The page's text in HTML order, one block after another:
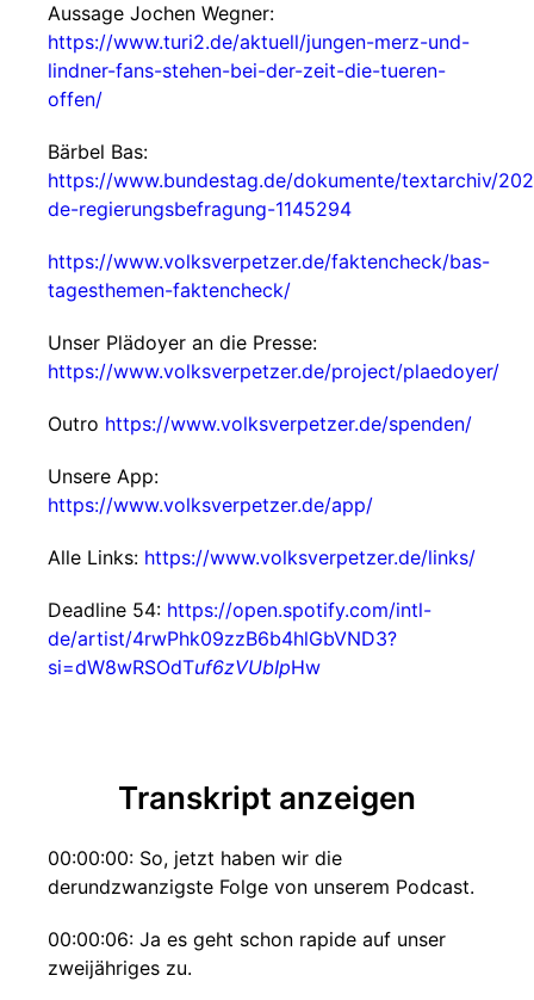
Aussage Jochen Wegner:
https://www.turi2.de/aktuell/jungen-merz-und-
lindner-fans-stehen-bei-der-zeit-die-tueren-
offen/
Bärbel Bas:
https://www.bundestag.de/dokumente/textarchiv/
de-regierungsbefragung-1145294
https://www.volksverpetzer.de/faktencheck/bas-
tagesthemen-faktencheck/
Unser Plädoyer an die Presse:
https://www.volksverpetzer.de/project/plaedoyer/
Outro https://www.volksverpetzer.de/spenden/
Unsere App:
https://www.volksverpetzer.de/app/
Alle Links: https://www.volksverpetzer.de/links/
Deadline 54: https://open.spotify.com/intl-
de/artist/4rwPhk09zzB6b4hlGbVND3?
si=dW8wRSOdTuf6zVUbIpHw
Transkript anzeigen
00:00:00: So, jetzt haben wir die
derundzwanzigste Folge von unserem Podcast.
00:00:06: Ja es geht schon rapide auf unser
zweijähriges zu.